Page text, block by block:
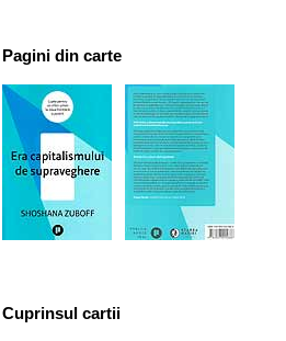
Pagini din carte
Cuprinsul cartii